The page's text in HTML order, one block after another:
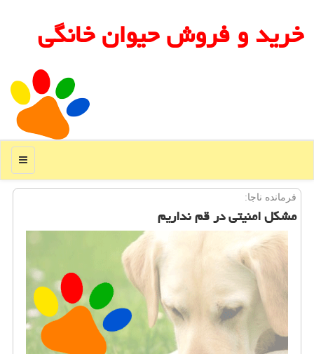
خرید و فروش حیوان خانگی
منو
فرمانده ناجا:
مشكل امنیتی در قم نداریم